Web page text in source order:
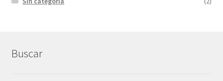
Buscar